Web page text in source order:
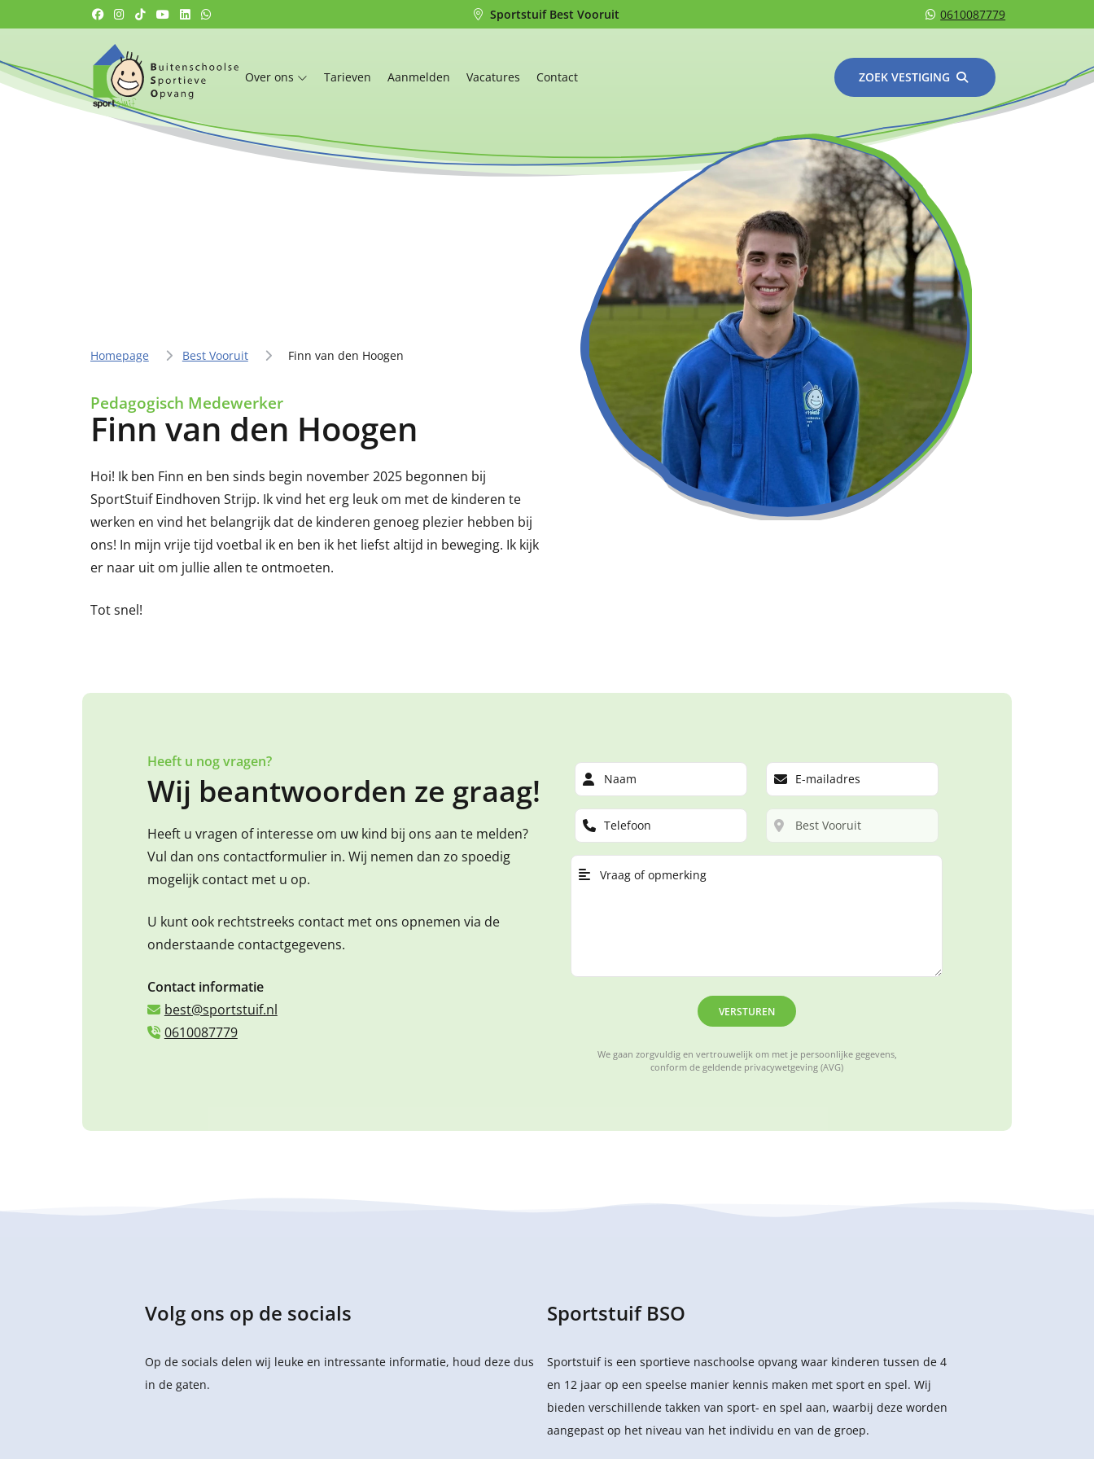
Sportstuif Best Vooruit 0610087779
Over ons Tarieven Aanmelden Vacatures Contact ZOEK VESTIGING
Homepage Best Vooruit Finn van den Hoogen
Pedagogisch Medewerker
Finn van den Hoogen
Hoi! Ik ben Finn en ben sinds begin november 2025 begonnen bij
SportStuif Eindhoven Strijp. Ik vind het erg leuk om met de kinderen te
werken en vind het belangrijk dat de kinderen genoeg plezier hebben bij
ons! In mijn vrije tijd voetbal ik en ben ik het liefst altijd in beweging. Ik kijk
er naar uit om jullie allen te ontmoeten.
Tot snel!
Heeft u nog vragen?
Wij beantwoorden ze graag!
Heeft u vragen of interesse om uw kind bij ons aan te melden?
Vul dan ons contactformulier in. Wij nemen dan zo spoedig
mogelijk contact met u op.
U kunt ook rechtstreeks contact met ons opnemen via de
onderstaande contactgegevens.
Contact informatie
best@sportstuif.nl
0610087779
VERSTUREN
We gaan zorgvuldig en vertrouwelijk om met je persoonlijke gegevens,
conform de geldende privacywetgeving (AVG)
Volg ons op de socials
Op de socials delen wij leuke en intressante informatie, houd deze dus
in de gaten.
Sportstuif BSO
Sportstuif is een sportieve naschoolse opvang waar kinderen tussen de 4
en 12 jaar op een speelse manier kennis maken met sport en spel. Wij
bieden verschillende takken van sport- en spel aan, waarbij deze worden
aangepast op het niveau van het individu en van de groep.